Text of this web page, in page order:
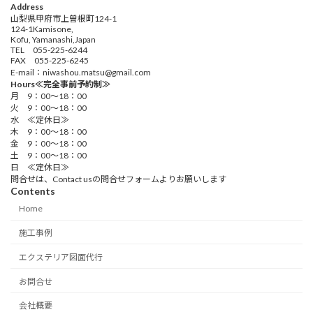
Address
山梨県甲府市上曽根町124-1
124-1Kamisone,
Kofu, Yamanashi,Japan
TEL 055-225-6244
FAX 055-225-6245
E-mail：niwashou.matsu@gmail.com
Hours≪完全事前予約制≫
月 9：00～18：00
火 9：00～18：00
水 ≪定休日≫
木 9：00～18：00
金 9：00～18：00
土 9：00～18：00
日 ≪定休日≫
問合せは、Contact usの問合せフォームよりお願いします
Contents
Home
施工事例
エクステリア図面代行
お問合せ
会社概要